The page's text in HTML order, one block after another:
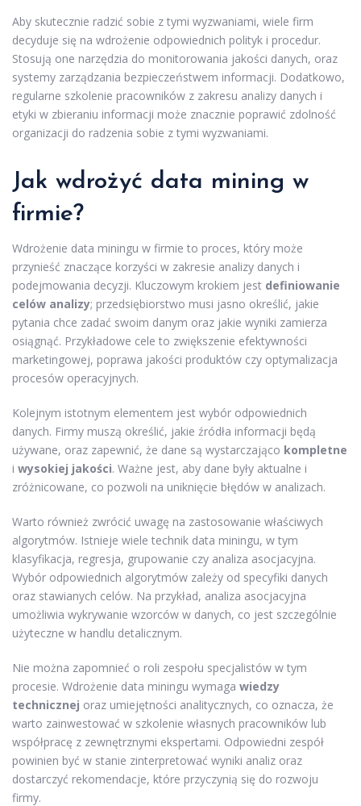
Aby skutecznie radzić sobie z tymi wyzwaniami, wiele firm
decyduje się na wdrożenie odpowiednich polityk i procedur.
Stosują one narzędzia do monitorowania jakości danych, oraz
systemy zarządzania bezpieczeństwem informacji. Dodatkowo,
regularne szkolenie pracowników z zakresu analizy danych i
etyki w zbieraniu informacji może znacznie poprawić zdolność
organizacji do radzenia sobie z tymi wyzwaniami.
Jak wdrożyć data mining w
firmie?
Wdrożenie data miningu w firmie to proces, który może
przynieść znaczące korzyści w zakresie analizy danych i
podejmowania decyzji. Kluczowym krokiem jest definiowanie
celów analizy; przedsiębiorstwo musi jasno określić, jakie
pytania chce zadać swoim danym oraz jakie wyniki zamierza
osiągnąć. Przykładowe cele to zwiększenie efektywności
marketingowej, poprawa jakości produktów czy optymalizacja
procesów operacyjnych.
Kolejnym istotnym elementem jest wybór odpowiednich
danych. Firmy muszą określić, jakie źródła informacji będą
używane, oraz zapewnić, że dane są wystarczająco kompletne
i wysokiej jakości. Ważne jest, aby dane były aktualne i
zróżnicowane, co pozwoli na uniknięcie błędów w analizach.
Warto również zwrócić uwagę na zastosowanie właściwych
algorytmów. Istnieje wiele technik data miningu, w tym
klasyfikacja, regresja, grupowanie czy analiza asocjacyjna.
Wybór odpowiednich algorytmów zależy od specyfiki danych
oraz stawianych celów. Na przykład, analiza asocjacyjna
umożliwia wykrywanie wzorców w danych, co jest szczególnie
użyteczne w handlu detalicznym.
Nie można zapomnieć o roli zespołu specjalistów w tym
procesie. Wdrożenie data miningu wymaga wiedzy
technicznej oraz umiejętności analitycznych, co oznacza, że
warto zainwestować w szkolenie własnych pracowników lub
współpracę z zewnętrznymi ekspertami. Odpowiedni zespół
powinien być w stanie zinterpretować wyniki analiz oraz
dostarczyć rekomendacje, które przyczynią się do rozwoju
firmy.